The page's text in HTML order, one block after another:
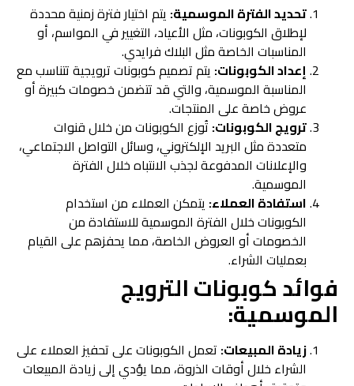
تحديد الفترة الموسمية:يتم اختيار فترة زمنية محددة
لإطلاق الكوبونات، مثل الأعياد، التغيير في المواسم، أو
المناسبات الخاصة مثل البلاك فرايدي.
إعداد الكوبونات:يتم تصميم كوبونات ترويجية تتناسب مع
المناسبة الموسمية، والتي قد تتضمن خصومات كبيرة أو
عروض خاصة على المنتجات.
ترويج الكوبونات:تُوزع الكوبونات من خلال قنوات
متعددة مثل البريد الإلكتروني، وسائل التواصل الاجتماعي،
والإعلانات المدفوعة لجذب الانتباه خلال الفترة
الموسمية.
استفادة العملاء:يتمكن العملاء من استخدام
الكوبونات خلال الفترة الموسمية للاستفادة من
الخصومات أو العروض الخاصة، مما يحفزهم على القيام
بعمليات الشراء.
فوائد كوبونات الترويج
الموسمية:
زيادة المبيعات:تعمل الكوبونات على تحفيز العملاء على
الشراء خلال أوقات الذروة، مما يؤدي إلى زيادة المبيعات